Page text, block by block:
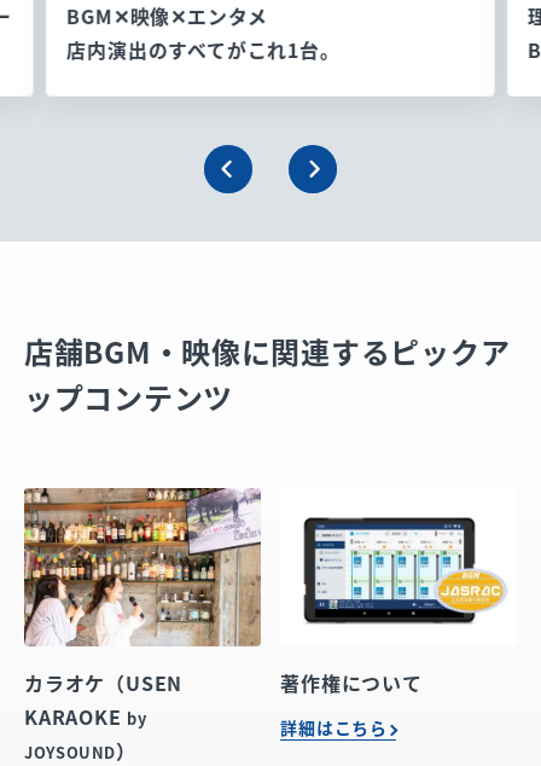
BGM✕映像✕エンタメ
店内演出のすべてがこれ1台。
店舗BGM・映像に関連するピックア
ップコンテンツ
カラオケ（USEN
KARAOKE by
JOYSOUND）
著作権について
詳細はこちら